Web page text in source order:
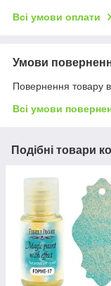
Всі умови оплати
Умови
Повернення товару
Всі умови
Подібні товари